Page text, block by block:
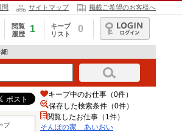
問 サイトマップ 掲載ご希望のお客様へ
閲覧
履歴
1
キープ
リスト
0
ログイン
プ
キープ中のお仕事（0件）
保存した検索条件（0件）
閲覧したお仕事（1件）
そんぽの家 あいおい